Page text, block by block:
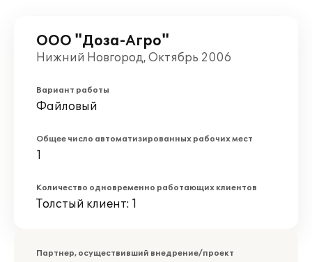
ООО "Доза-Агро"
Нижний Новгород, Октябрь 2006
Вариант работы
Файловый
Общее число автоматизированных рабочих мест
1
Количество одновременно работающих клиентов
Толстый клиент: 1
Партнер, осуществивший внедрение/проект